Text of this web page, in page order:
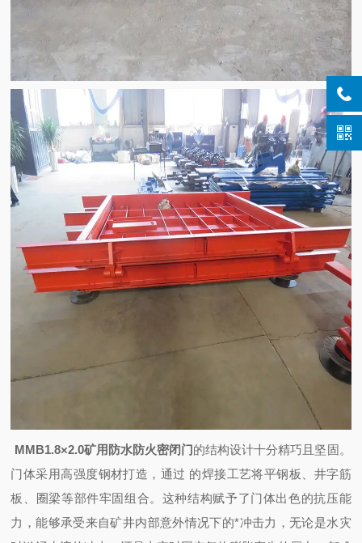
MMB1.8×2.0矿用防水防火密闭门的结构设计十分精巧且坚固。
门体采用高强度钢材打造，通过 的焊接工艺将平钢板、井字筋
板、圈梁等部件牢固组合。这种结构赋予了门体出色的抗压能
力，能够承受来自矿井内部意外情况下的*冲击力，无论是水灾